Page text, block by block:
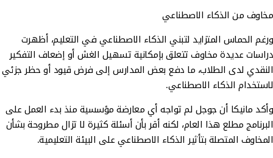
مخاوف من الذكاء الاصطناعي
ورغم الحماس المتزايد لتبني الذكاء الاصطناعي في التعليم، أظهرت
دراسات عديدة مخاوف تتعلق بإمكانية تسهيل الغش أو إضعاف التفكير
النقدي لدى الطلاب، ما دفع بعض المدارس إلى فرض قيود أو حظر جزئي
لاستخدام الذكاء الاصطناعي.
وأكد مانيكا أن جوجل لم تواجه أي معارضة مؤسسية منذ بدء العمل على
البرنامج مطلع هذا العام، لكنه أقر بأن أسئلة كثيرة لا تزال مطروحة بشأن
المخاوف المتصلة بتأثير الذكاء الاصطناعي على البيئة التعليمية.